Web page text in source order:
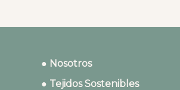
● Nosotros
● Tejidos Sostenibles